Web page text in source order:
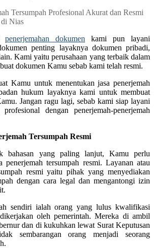
penerjemahan dokumen kami pun layani
penting layaknya dokumen pribadi,
Kami yaitu perusahaan yang terbaik dalam
dokumen Kamu sebab kami telah resmi.
Kamu untuk menentukan jasa penerjemah
hukum layaknya kami untuk membuat
Jangan ragu lagi, sebab kami siap layani
dengan penerjemah-penerjemah
Tersumpah Resmi
bahasan yang paling lanjut, Kamu perlu
penerjemah tersumpah resmi. Layanan atau
resmi yaitu pihak yang menyediakan
dengan cara legal dan mengantongi izin
sendiri ialah orang yang lulus kwalifikasi
oleh pemerintah. Mereka di ambil
dan di kukuhkan lewat Surat Keputusan
sembarangan orang menjadi seorang